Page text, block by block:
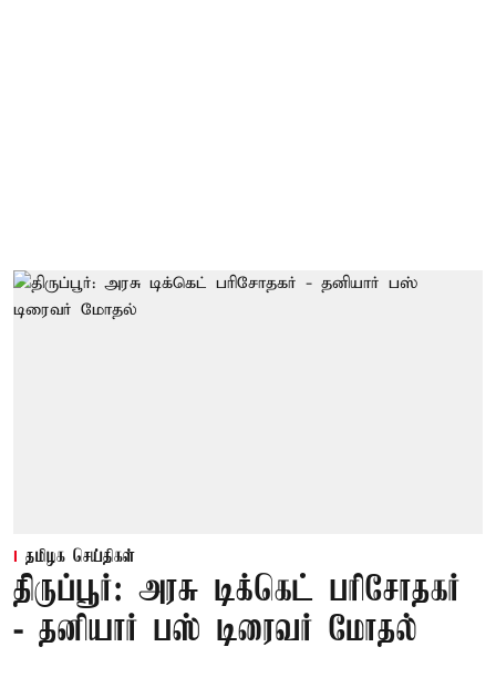
தமிழக செய்திகள்
திருப்பூர்: அரசு டிக்கெட் பரிசோதகர்
- தனியார் பஸ் டிரைவர் மோதல்